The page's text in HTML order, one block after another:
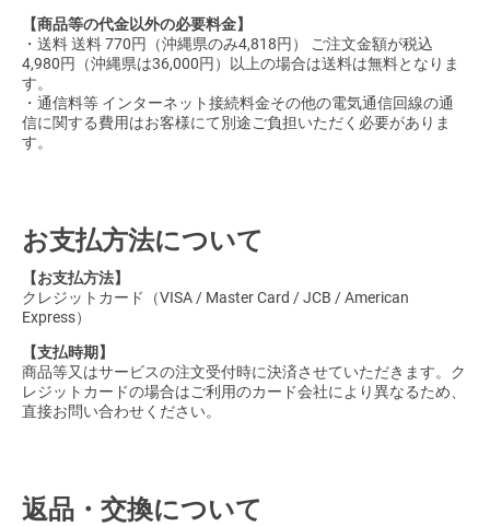
【商品等の代金以外の必要料金】
・送料 送料 770円（沖縄県のみ4,818円） ご注文金額が税込
4,980円（沖縄県は36,000円）以上の場合は送料は無料となりま
す。
・通信料等 インターネット接続料金その他の電気通信回線の通
信に関する費用はお客様にて別途ご負担いただく必要がありま
す。
お支払方法について
【お支払方法】
クレジットカード（VISA / Master Card / JCB / American
Express）
【支払時期】
商品等又はサービスの注文受付時に決済させていただきます。ク
レジットカードの場合はご利用のカード会社により異なるため、
直接お問い合わせください。
返品・交換について